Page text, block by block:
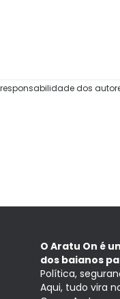
dos
O Aratu On é
dos baianos
Política,
Aqui, tudo vira